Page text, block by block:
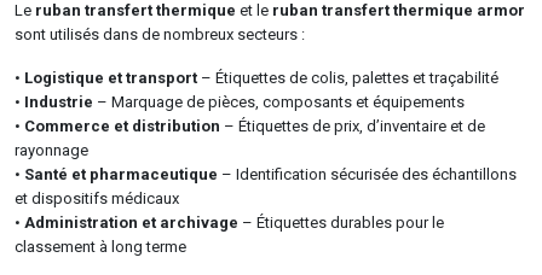
Le ruban transfert thermique et le ruban transfert thermique armor
sont utilisés dans de nombreux secteurs :
• Logistique et transport – Étiquettes de colis, palettes et traçabilité
• Industrie – Marquage de pièces, composants et équipements
• Commerce et distribution – Étiquettes de prix, d’inventaire et de
rayonnage
• Santé et pharmaceutique – Identification sécurisée des échantillons
et dispositifs médicaux
• Administration et archivage – Étiquettes durables pour le
classement à long terme